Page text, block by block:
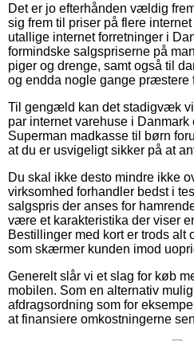
Det er jo efterhånden vældig
sig frem til priser på flere
utallige internet forretninger i
formindske salgspriserne på
piger og drenge, samt også til
og endda nogle gange præstere
Til gengæld kan det stadigvæk
par internet varehuse i Danmark
Superman madkasse til børn
at du er usvigeligt sikker på at
Du skal ikke desto mindre ikke
virksomhed forhandler bedst i
salgspris der anses for
være et karakteristika der viser
Bestillinger med kort er trods alt
som skærmer kunden imod
Generelt slår vi et slag for køb
mobilen. Som en alternativ
afdragsordning som for
at finansiere omkostningerne